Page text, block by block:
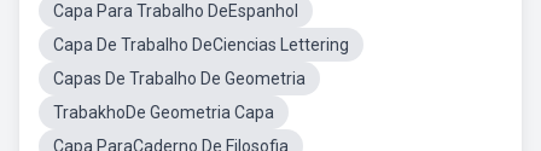
Capa Para Trabalho DeEspanhol
Capa De Trabalho DeCiencias Lettering
Capas De Trabalho De Geometria
TrabakhoDe Geometria Capa
Capa ParaCaderno De Filosofia